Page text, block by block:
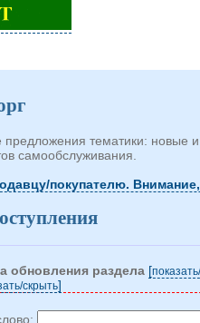
тематики: новые
самообслуживания.
покупателю.
обновления раздела [
cкрыть]